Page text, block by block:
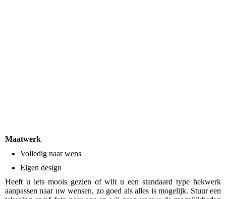
Maatwerk
Volledig naar wens
Eigen design
Heeft u iets moois gezien of wilt u een standaard type hekwerk
aanpassen naar uw wensen, zo goed als alles is mogelijk. Stuur een